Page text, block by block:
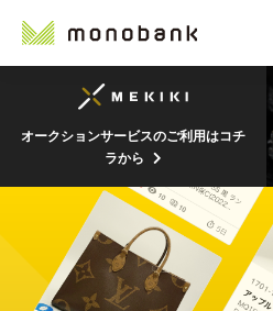
オークションサービスのご利用はコチ
ラから